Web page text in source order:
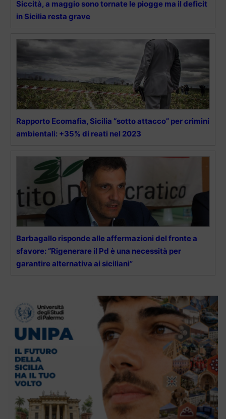
Siccità, a maggio sono tornate le piogge ma il deficit
in Sicilia resta grave
Rapporto Ecomafia, Sicilia “sotto attacco” per crimini
ambientali: +35% di reati nel 2023
Barbagallo risponde alle affermazioni del fronte a
sfavore: “Rigenerare il Pd è una necessità per
garantire alternativa ai siciliani”